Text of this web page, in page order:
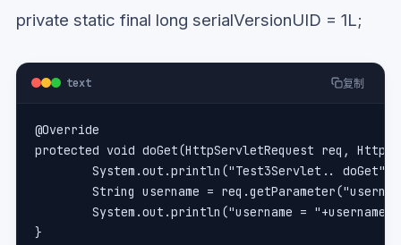
private static final long serialVersionUID = 1L;
text 复制
@Override
protected void doGet(HttpServletRequest req,
	System.out.println("Test3Servlet.. doGet");
String username =
	System.out.println("username = "+username);
}